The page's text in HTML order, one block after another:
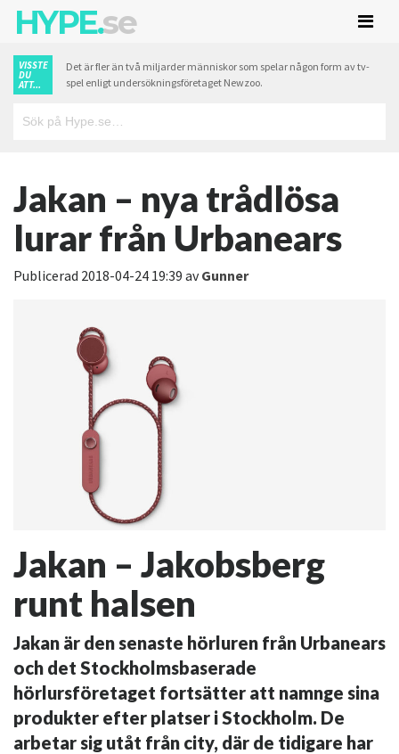
HYPE.se
VISSTE
DU
ATT...
Det är fler än två miljarder människor som spelar någon form av tv-
spel enligt undersökningsföretaget Newzoo.
Jakan – nya trådlösa
lurar från Urbanears
Publicerad 2018-04-24 19:39 avGunner
Jakan – Jakobsberg
runt halsen
Jakan är den senaste hörluren från Urbanears
och det Stockholmsbaserade
hörlursföretaget fortsätter att namnge sina
produkter efter platser i Stockholm. De
arbetar sig utåt från city, där de tidigare har